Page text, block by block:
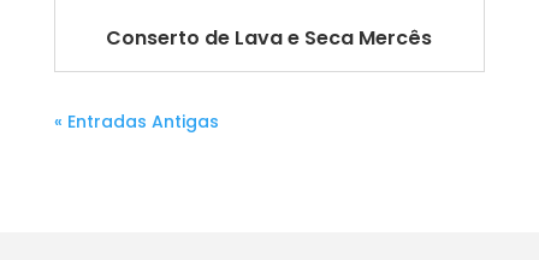
Conserto de Lava e Seca Mercês
« Entradas Antigas